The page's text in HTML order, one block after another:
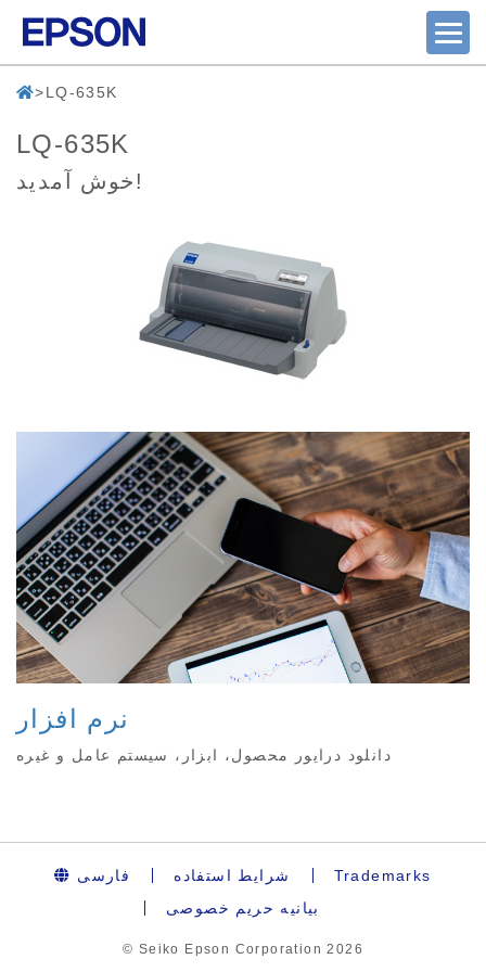
LQ-635K
LQ-635K
خوش آمدید!
نرم افزار
دانلود درایور محصول، ابزار، سیستم عامل و غیره
فارسی شرایط استفاده
Trademarks
بیانیه حریم خصوصی
© Seiko Epson Corporation2026